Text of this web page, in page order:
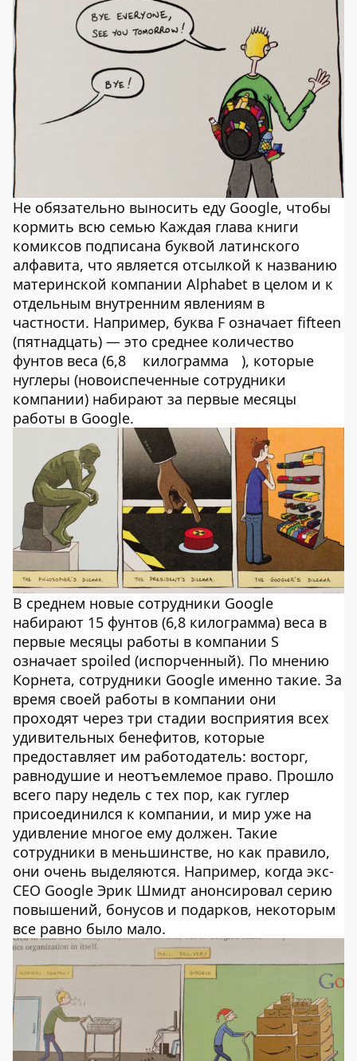
Не обязательно выносить еду Google, чтобы
кормить всю семью Каждая глава книги
комиксов подписана буквой латинского
алфавита, что является отсылкой к названию
материнской компании Alphabet в целом и к
отдельным внутренним явлениям в
частности. Например, буква F означает fifteen
(пятнадцать) — это среднее количество
фунтов веса (6,8
килограмма
), которые
нуглеры (новоиспеченные сотрудники
компании) набирают за первые месяцы
работы в Google.
В среднем новые сотрудники Google
набирают 15 фунтов (6,8 килограмма) веса в
первые месяцы работы в компании S
означает spoiled (испорченный). По мнению
Корнета, сотрудники Google именно такие. За
время своей работы в компании они
проходят через три стадии восприятия всех
удивительных бенефитов, которые
предоставляет им работодатель: восторг,
равнодушие и неотъемлемое право. Прошло
всего пару недель с тех пор, как гуглер
присоединился к компании, и мир уже на
удивление многое ему должен. Такие
сотрудники в меньшинстве, но как правило,
они очень выделяются. Например, когда экс-
СЕО Google Эрик Шмидт анонсировал серию
повышений, бонусов и подарков, некоторым
все равно было мало.